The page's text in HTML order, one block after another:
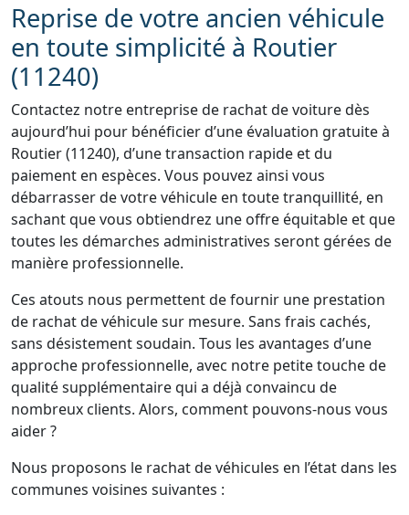
Reprise de votre ancien véhicule
en toute simplicité à Routier
(11240)
Contactez notre entreprise de rachat de voiture dès
aujourd’hui pour bénéficier d’une évaluation gratuite à
Routier (11240), d’une transaction rapide et du
paiement en espèces. Vous pouvez ainsi vous
débarrasser de votre véhicule en toute tranquillité, en
sachant que vous obtiendrez une offre équitable et que
toutes les démarches administratives seront gérées de
manière professionnelle.
Ces atouts nous permettent de fournir une prestation
de rachat de véhicule sur mesure. Sans frais cachés,
sans désistement soudain. Tous les avantages d’une
approche professionnelle, avec notre petite touche de
qualité supplémentaire qui a déjà convaincu de
nombreux clients. Alors, comment pouvons-nous vous
aider ?
Nous proposons le rachat de véhicules en l’état dans les
communes voisines suivantes :